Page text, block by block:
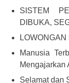
SISTEM
DIBUKA,
Manusia
Mengajarkan
Selamat dan